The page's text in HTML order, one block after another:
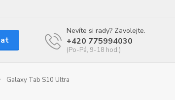
Nevíte si rady? Zavolejte.
+420 775994030
(Po-Pá, 9-18 hod.)
Galaxy Tab S10 Ultra